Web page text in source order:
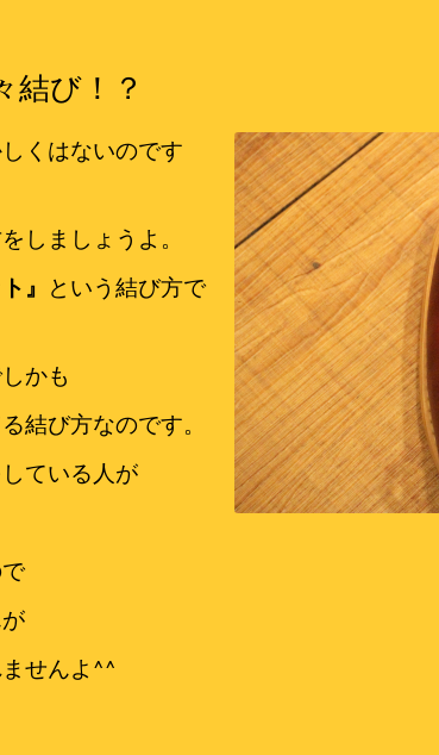
結び！？
くはないのです
しましょうよ。
』
という結び方で
かも
結び方なのです。
ている人が
せんよ^^